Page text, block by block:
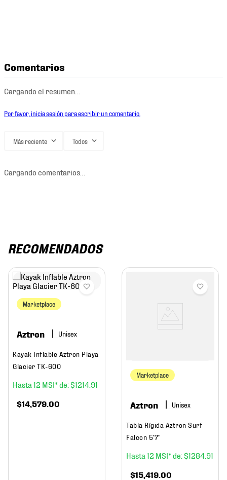
Comentarios
Cargando el resumen…
Por favor, inicia sesión para escribir un comentario.
Más reciente Todos
Cargando comentarios…
RECOMENDADOS
Marketplace
Aztron
Kayak Inflable Aztron Playa
Glacier TK-600
12 $1214 91
$14 579 00
Marketplace
Aztron
Tabla Rígida Aztron Surf
Falcon 5'7"
12 $1284 91
$15 419 00